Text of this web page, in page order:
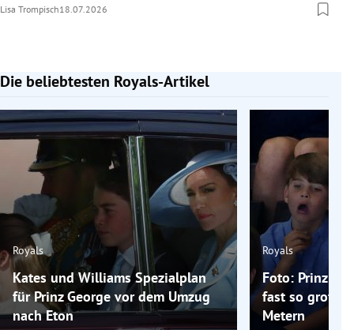
Lisa Trompisch18.07.2026
Die beliebtesten Royals-Artikel
Slide 1 von 7
Royals
Kates und Williams Spezialplan
für Prinz George vor dem Umzug
nach Eton
Royals
Foto: Prinz
fast so groß
Metern